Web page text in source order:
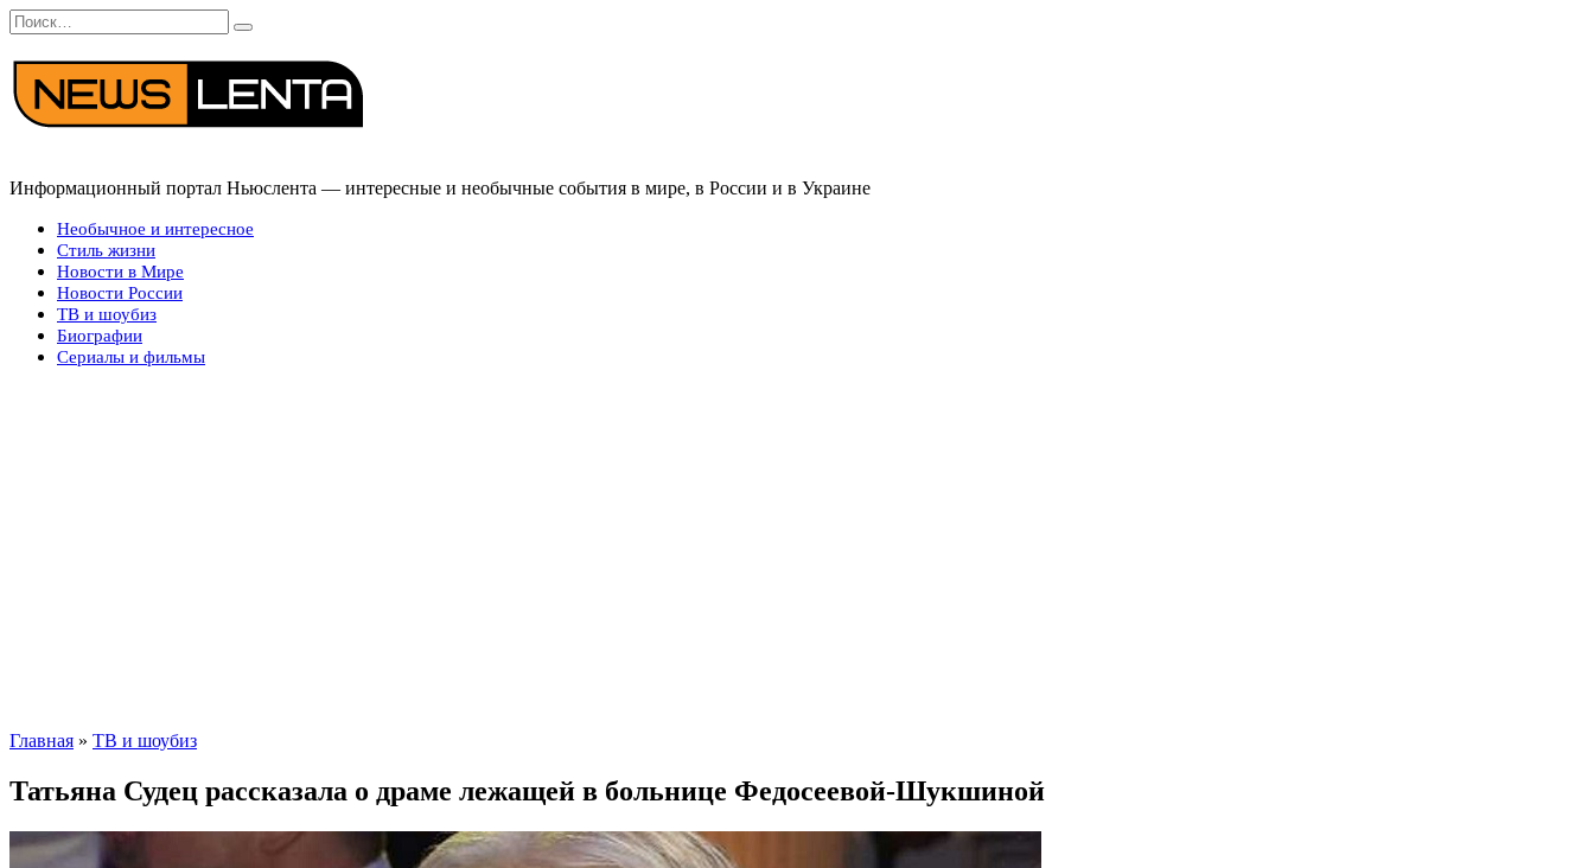
Перейти
к
содержанию
Search
for:
Информационный портал Ньюслента — интересные и необычные события в мире, в России и в Украине
Необычное и интересное
Стиль жизни
Новости в Мире
Новости России
ТВ и шоубиз
Биографии
Сериалы и фильмы
Главная » ТВ и шоубиз
Татьяна Судец рассказала о драме лежащей в больнице Федосеевой-Шукшиной